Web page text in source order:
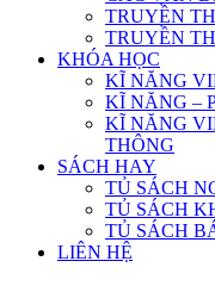
TRUYỀN
TRUYỀN
KHÓA HỌC
KĨ NĂNG
KĨ NĂNG –
KĨ NĂNG
THÔNG
SÁCH HAY
TỦ SÁCH
TỦ SÁCH
TỦ SÁCH
LIÊN HỆ